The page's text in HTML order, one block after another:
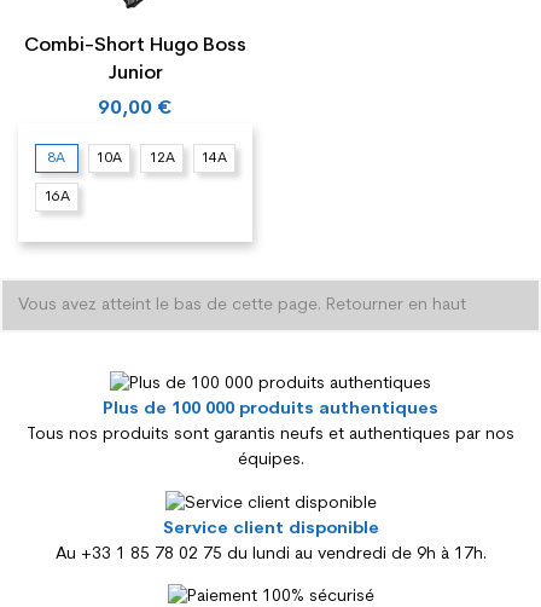
Combi-Short Hugo Boss
Junior
90,00 €
8A 10A 12A 14A
16A
Vous avez atteint le bas de cette page. Retourner en haut
Plus de 100 000 produits authentiques
Tous nos produits sont garantis neufs et authentiques par nos
équipes.
Service client disponible
Au +33 1 85 78 02 75 du lundi au vendredi de 9h à 17h.